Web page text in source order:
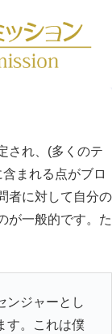
され、(多くのテ
まれる点がブロ
者に対して自分の
が一般的です。た
ンジャーとし
す。これは僕